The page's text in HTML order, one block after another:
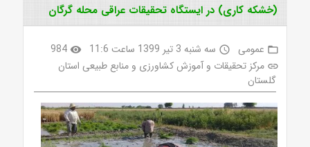
(خشکه کاری) در ایستگاه تحقیقات عراقی محله گرگان
folder_open عمومی access_time سه شنبه 3 تیر 1399 ساعت 11:6 visibility
984
link مرکز تحقیقات و آموزش کشاورزی و منابع طبیعی استان
گلستان